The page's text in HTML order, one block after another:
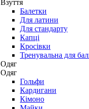
Взуття
Балетки
Для латини
Для стандарту
Капці
Кросівки
Тренувальна для
Одяг
Одяг
Гольфи
Кардигани
Кімоно